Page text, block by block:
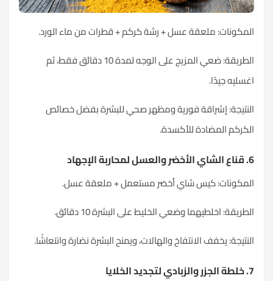
المكونات: ملعقة عسل + رشة كركم + قطرات من ماء الورد.
الطريقة: ضعي المزيج على الوجه لمدة 10 دقائق فقط، ثم
اغسليه جيدًا.
النتيجة: إشراقة فورية ومظهر صحي للبشرة بفضل خصائص
الكركم المضادة للأكسدة.
6. قناع الشاي الأخضر والعسل لمحاربة الإجهاد
المكونات: كيس شاي أخضر مستعمل + ملعقة عسل.
الطريقة: اخلطيهما وضعي الخليط على البشرة 10 دقائق.
النتيجة: يخفف الانتفاخ والهالات، ويمنح البشرة نضارة وانتعاشًا.
7. خلطة الجزر والزبادي لتجديد الخلايا